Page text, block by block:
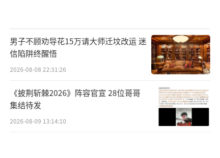
男子不顾劝导花15万请大师迁坟改运 迷
信陷阱终醒悟
2026-08-08 22:31:26
《披荆斩棘2026》阵容官宣 28位哥哥
集结待发
2026-08-09 13:14:10